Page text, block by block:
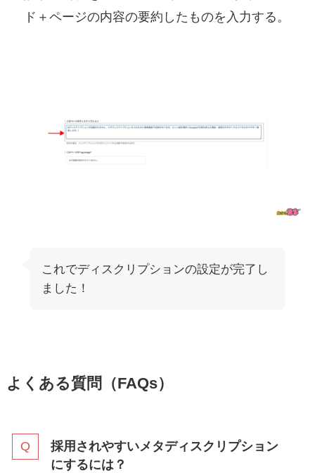
ド＋ページの内容の要約したものを入力する。
これでディスクリプションの設定が完了し
ました！
よくある質問（FAQs）
採用されやすいメタディスクリプション
にするには？